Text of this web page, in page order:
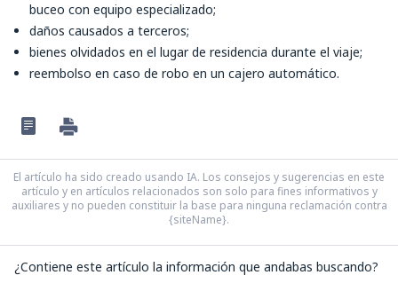
buceo con equipo especializado;
daños causados a terceros;
bienes olvidados en el lugar de residencia durante el viaje;
reembolso en caso de robo en un cajero automático.
El artículo ha sido creado usando IA. Los consejos y sugerencias en este
artículo y en artículos relacionados son solo para fines informativos y
auxiliares y no pueden constituir la base para ninguna reclamación contra
{siteName}.
¿Contiene este artículo la información que andabas buscando?